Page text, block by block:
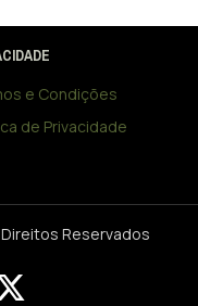
e Condições
de Privacidade
Reservados